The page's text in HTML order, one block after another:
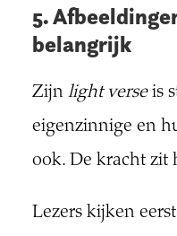
5.
belangrijk
Zijn light verseis
eigenzinnige en
ook. De kracht zit
Lezers kijken